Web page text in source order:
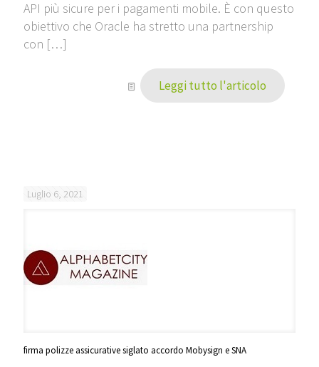
API più sicure per i pagamenti mobile. È con questo
obiettivo che Oracle ha stretto una partnership
con […]
Leggi tutto l'articolo
Luglio 6, 2021
firma polizze assicurative siglato accordo Mobysign e SNA